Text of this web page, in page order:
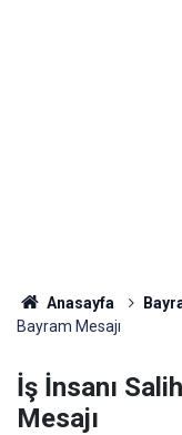
Anasayfa
Bayram Mesajı
İş İnsanı
Mesajı